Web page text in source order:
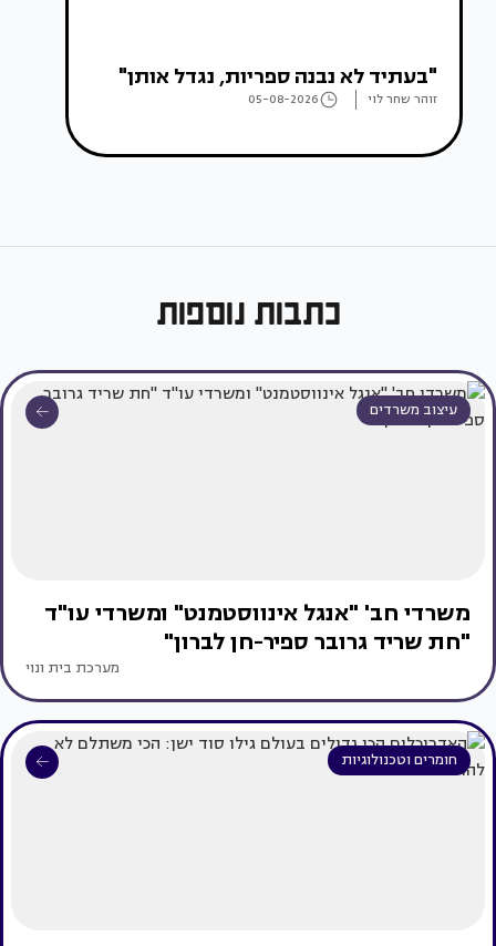
"בעתיד לא נבנה ספריות, נגדל אותן"
זוהר שחר לוי 05-08-2026
כתבות נוספות
עיצוב משרדים
משרדי חב' "אנגל אינווסטמנט" ומשרדי עו"ד
"חת שריד גרובר ספיר-חן לברון"
מערכת בית ונוי
חומרים וטכנולוגיות